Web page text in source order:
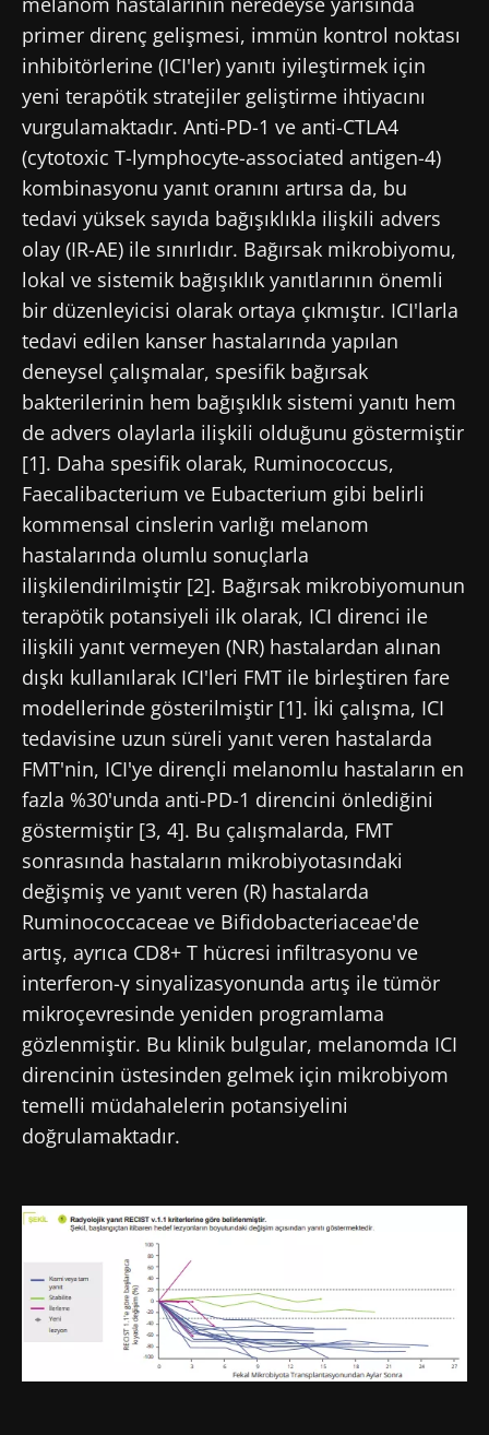
primer direnç gelişmesi, immün kontrol noktası
inhibitörlerine (ICI'ler) yanıtı iyileştirmek için
yeni terapötik stratejiler geliştirme ihtiyacını
vurgulamaktadır. Anti-PD-1 ve anti-CTLA4
(cytotoxic T-lymphocyte-associated antigen-4)
kombinasyonu yanıt oranını artırsa da, bu
tedavi yüksek sayıda bağışıklıkla ilişkili advers
olay (IR-AE) ile sınırlıdır. Bağırsak mikrobiyomu,
lokal ve sistemik bağışıklık yanıtlarının önemli
bir düzenleyicisi olarak ortaya çıkmıştır. ICI'larla
tedavi edilen kanser hastalarında yapılan
deneysel çalışmalar, spesifik bağırsak
bakterilerinin hem bağışıklık sistemi yanıtı hem
de advers olaylarla ilişkili olduğunu göstermiştir
[1]. Daha spesifik olarak, Ruminococcus,
Faecalibacterium ve Eubacterium gibi belirli
kommensal cinslerin varlığı melanom
hastalarında olumlu sonuçlarla
ilişkilendirilmiştir [2]. Bağırsak mikrobiyomunun
terapötik potansiyeli ilk olarak, ICI direnci ile
ilişkili yanıt vermeyen (NR) hastalardan alınan
dışkı kullanılarak ICI'leri FMT ile birleştiren fare
modellerinde gösterilmiştir [1]. İki çalışma, ICI
tedavisine uzun süreli yanıt veren hastalarda
FMT'nin, ICI'ye dirençli melanomlu hastaların en
fazla %30'unda anti-PD-1 direncini önlediğini
göstermiştir [3, 4]. Bu çalışmalarda, FMT
sonrasında hastaların mikrobiyotasındaki
değişmiş ve yanıt veren (R) hastalarda
Ruminococcaceae ve Bifidobacteriaceae'de
artış, ayrıca CD8+ T hücresi infiltrasyonu ve
interferon-γ sinyalizasyonunda artış ile tümör
mikroçevresinde yeniden programlama
gözlenmiştir. Bu klinik bulgular, melanomda ICI
direncinin üstesinden gelmek için mikrobiyom
temelli müdahalelerin potansiyelini
doğrulamaktadır.
Görsel